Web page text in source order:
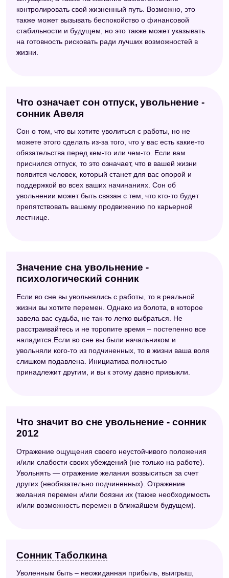
контролировать свой жизненный путь. Возможно, это
также может вызывать беспокойство о финансовой
стабильности и будущем, но это также может указывать
на готовность рисковать ради лучших возможностей в
жизни.
Что означает сон отпуск, увольнение -
сонник Авеля
Сон о том, что вы хотите уволиться с работы, но не
можете этого сделать из-за того, что у вас есть какие-то
обязательства перед кем-то или чем-то. Если вам
приснился отпуск, то это означает, что в вашей жизни
появится человек, который станет для вас опорой и
поддержкой во всех ваших начинаниях. Сон об
увольнении может быть связан с тем, что кто-то будет
препятствовать вашему продвижению по карьерной
лестнице.
Значение сна увольнение -
психологический сонник
Если во сне вы увольнялись с работы, то в реальной
жизни вы хотите перемен. Однако из болота, в которое
завела вас судьба, не так-то легко выбраться. Не
расстраивайтесь и не торопите время – постепенно все
наладится.Если во сне вы были начальником и
увольняли кого-то из подчиненных, то в жизни ваша воля
слишком подавлена. Инициатива полностью
принадлежит другим, и вы к этому давно привыкли.
Что значит во сне увольнение - сонник
2012
Отражение ощущения своего неустойчивого положения
и/или слабости своих убеждений (не только на работе).
Увольнять — отражение желания возвыситься за счет
других (необязательно подчиненных). Отражение
желания перемен и/или боязни их (также необходимость
и/или возможность перемен в ближайшем будущем).
Сонник Таболкина
Уволенным быть – неожиданная прибыль, выигрыш,